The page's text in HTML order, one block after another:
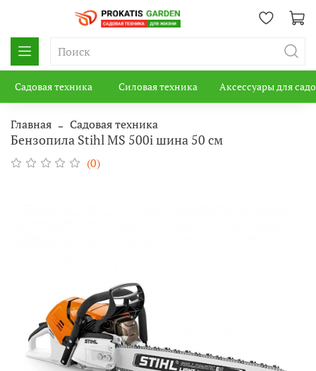
Садовая техника Силовая техника Аксессуары для
Главная Садовая техника
Бензопила Stihl MS 500i шина 50 см
(0)